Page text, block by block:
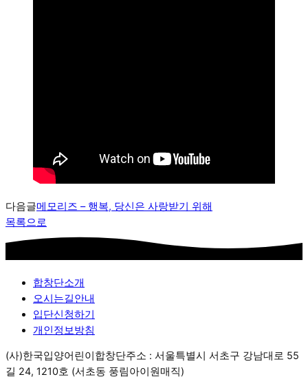
다음글메모리즈 – 행복, 당신은 사랑받기 위해
목록으로
합창단소개
오시는길안내
입단신청하기
개인정보방침
(사)한국입양어린이합창단주소 : 서울특별시 서초구 강남대로 55
길 24, 1210호 (서초동 풍림아이원매직)